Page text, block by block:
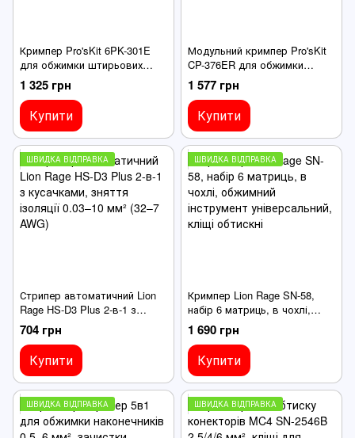
Кримпер Pro'sKit 6PK-301E
для обжимки штирьових
втулкових наконечників,
довжина 220 мм
1 325 грн
Купити
Модульний кримпер Pro'sKit
CP-376ER для обжимки
роз'ємів 8P8C/RJ45,
6P2C/6P4C/6P6C, RJ11/RJ12
1 577 грн
Купити
ШВИДКА ВІДПРАВКА
Стрипер автоматичний Lion
Rage HS-D3 Plus 2-в-1 з
кусачками, зняття ізоляції
0.03–10 мм² (32–7 AWG)
704 грн
Купити
ШВИДКА ВІДПРАВКА
Кримпер Lion Rage SN-58,
набір 6 матриць, в чохлі,
обжимний інструмент
універсальний, кліщі обтискні
1 690 грн
Купити
ШВИДКА ВІДПРАВКА ШВИДКА ВІДПРАВКА